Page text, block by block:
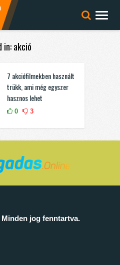
in: akció
7 akciófilmekben használt
trükk, ami még egyszer
hasznos lehet
0 3
Minden jog fenntartva.